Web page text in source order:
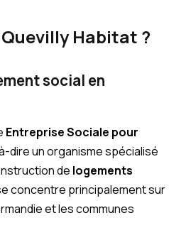
Quevilly Habitat ?
social en
Entreprise Sociale pour
dire un organisme spécialisé
de logements
concentre principalement sur
et les communes